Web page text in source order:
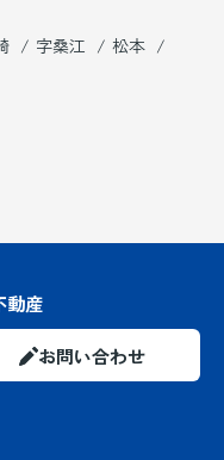
字桑江
松本
動産
お問い合わせ